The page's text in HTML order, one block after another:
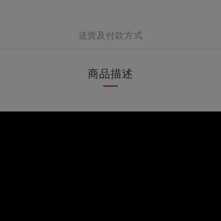
送貨及付款方式
商品描述